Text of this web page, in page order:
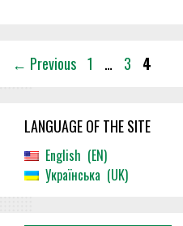
← Previous Page
1 … Page
3 Page
4
LANGUAGE OF THE SITE
English
EN
Українська
UK